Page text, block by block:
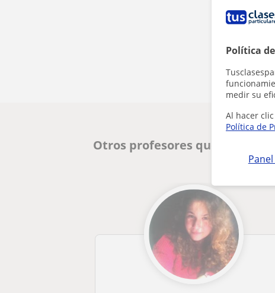
Política
medir su
Al hacer
Política de
Otros profesores que pueden